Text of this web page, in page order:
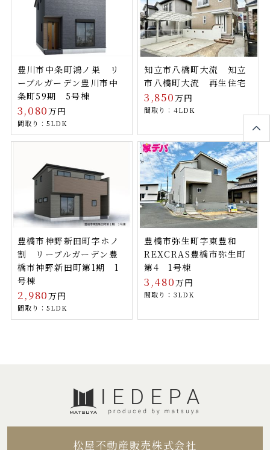
豊川市中条町鴻ノ巣 リ
ーブルガーデン豊川市中
条町59期 5号棟
3,080万円
間取り：5LDK
知立市八橋町大流 知立
市八橋町大流 再生住宅
3,850万円
間取り：4LDK
豊橋市神野新田町字ホノ
割 リーブルガーデン豊
橋市神野新田町第1期 1
号棟
2,980万円
間取り：5LDK
豊橋市弥生町字東豊和
REXCRAS豊橋市弥生町
第4 1号棟
3,480万円
間取り：3LDK
松屋不動産販売株式会社